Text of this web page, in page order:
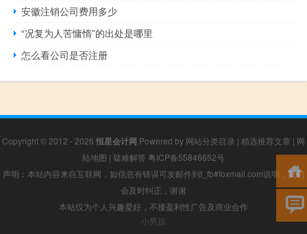
安徽注销公司费用多少
“况复为人苦慵惰”的出处是哪里
怎么看公司是否注册
Copyright © 2012 - 2026 恒星会计网 Powered by 网站分类目录 | 精选推荐文章 | 网
站地图 | 疑难解答 粤ICP备55846652号
声明：本站内容来自互联网，如信息有错误可发邮件到f_fb#foxmail.com说明，我们
会及时纠正，谢谢
本站仅为个人兴趣爱好，不接盈利性广告及商业合作
小男孩